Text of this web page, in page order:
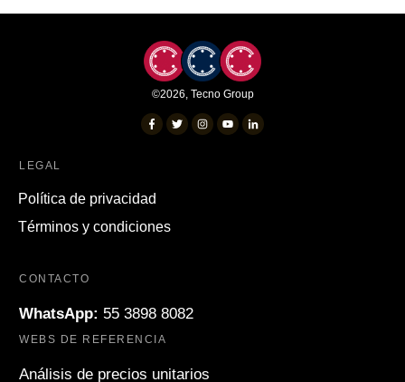
©2026, Tecno Group
LEGAL
Política de privacidad
Términos y condiciones
CONTACTO
WhatsApp: 55 3898 8082
WEBS DE REFERENCIA
Análisis de precios unitarios